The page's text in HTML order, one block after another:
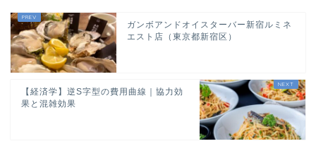
ガンボアンドオイスターバー新宿ルミネ
エスト店（東京都新宿区）
【経済学】逆S字型の費用曲線｜協力効
果と混雑効果